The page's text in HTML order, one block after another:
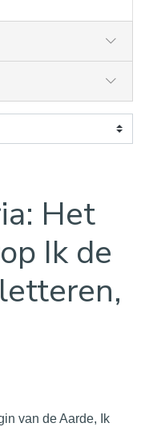
Het
Ik de
van de Aarde, Ik